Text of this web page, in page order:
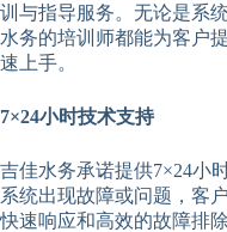
训与指导服务。无论是系
水务的培训师都能为客户
速上手。
7×24小时技术支持
吉佳水务承诺提供7×24小
系统出现故障或问题，客
快速响应和高效的故障排